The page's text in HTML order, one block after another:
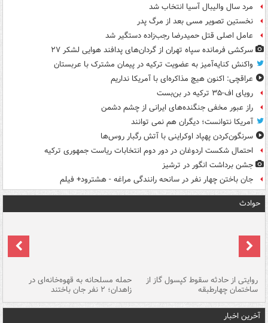
مرد سال والیبال آسیا انتخاب شد
نخستین تصویر مسی بعد از مرگ پدر
عامل اصلی قتل حمیدرضا رجب‌زاده دستگیر شد
سرکشی فرمانده سپاه تهران از گردان‌های پدافند هوایی لشکر ۲۷
واکنش کنایه‌آمیز به عضویت ترکیه در پیمان مشترک با عربستان
عراقچی: اکنون هیچ مذاکره‌ای با آمریکا نداریم
رویای اف-۳۵ ترکیه در بن‌بست
راز عبور مخفی جنگنده‌های ایرانی از چشم دشمن
آمریکا نتوانست؛ دیگران هم نمی توانند
سرنگون‌کردن پهپاد اوکراینی با آتش رگبار روس‌ها
احتمال شکست اردوغان در دور دوم انتخابات ریاست جمهوری ترکیه
جشن برداشت انگور در ترشیز
جان باختن چهار نفر در سانحه رانندگی مراغه - هشترود+ فیلم
حوادث
روایتی از حادثه سقوط کپسول گاز از
ساختمان چهارطبقه
حمله مسلحانه به قهوه‌خانه‌ای در
زاهدان؛ ۲ نفر جان باختند
آخرین اخبار